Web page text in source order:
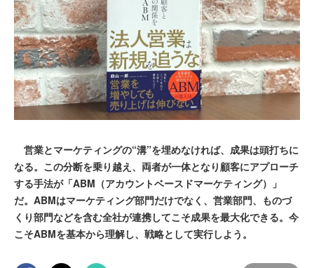
営業とマーケティングの“溝”を埋めなければ、成果は頭打ちに
なる。この分断を乗り越え、両者が一体となり顧客にアプローチ
する手法が「ABM（アカウントベースドマーケティング）」
だ。ABMはマーケティング部門だけでなく、営業部門、ものづ
くり部門などを含む全社が連携してこそ成果を最大化できる。今
こそABMを基本から理解し、戦略として実行しよう。